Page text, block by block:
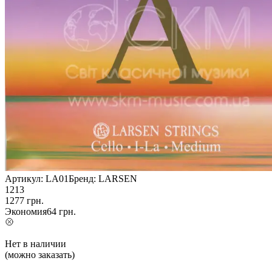
Артикул: LA01Бренд: LARSEN
1213
1277 грн.
Экономия64 грн.
Нет в наличии
(можно заказать)